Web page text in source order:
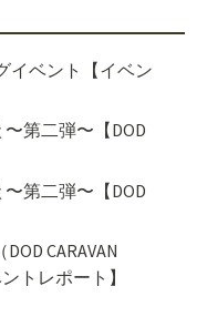
イベント【イベン
第二弾〜【DOD
第二弾〜【DOD
CARAVAN
トレポート】